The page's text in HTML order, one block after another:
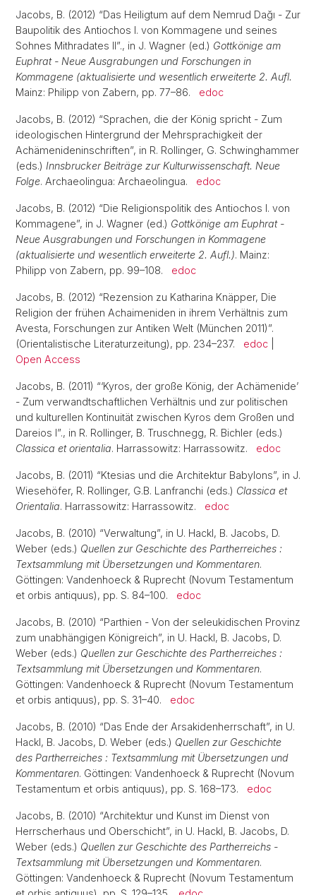
Jacobs, B. (2012) “Das Heiligtum auf dem Nemrud Dağı - Zur
Baupolitik des Antiochos I. von Kommagene und seines
Sohnes Mithradates II”., in J. Wagner (ed.) Gottkönige am
Euphrat - Neue Ausgrabungen und Forschungen in
Kommagene (aktualisierte und wesentlich erweiterte 2. Aufl.
Mainz: Philipp von Zabern, pp. 77–86. edoc
Jacobs, B. (2012) “Sprachen, die der König spricht - Zum
ideologischen Hintergrund der Mehrsprachigkeit der
Achämenideninschriften”, in R. Rollinger, G. Schwinghammer
(eds.) Innsbrucker Beiträge zur Kulturwissenschaft. Neue
Folge. Archaeolingua: Archaeolingua. edoc
Jacobs, B. (2012) “Die Religionspolitik des Antiochos I. von
Kommagene”, in J. Wagner (ed.) Gottkönige am Euphrat -
Neue Ausgrabungen und Forschungen in Kommagene
(aktualisierte und wesentlich erweiterte 2. Aufl.). Mainz:
Philipp von Zabern, pp. 99–108. edoc
Jacobs, B. (2012) “Rezension zu Katharina Knäpper, Die
Religion der frühen Achaimeniden in ihrem Verhältnis zum
Avesta, Forschungen zur Antiken Welt (München 2011)”.
(Orientalistische Literaturzeitung), pp. 234–237. edoc
Open Access
Jacobs, B. (2011) “‘Kyros, der große König, der Achämenide’
- Zum verwandtschaftlichen Verhältnis und zur politischen
und kulturellen Kontinuität zwischen Kyros dem Großen und
Dareios I”., in R. Rollinger, B. Truschnegg, R. Bichler (eds.)
Classica et orientalia. Harrassowitz: Harrassowitz. edoc
Jacobs, B. (2011) “Ktesias und die Architektur Babylons”, in J.
Wiesehöfer, R. Rollinger, G.B. Lanfranchi (eds.) Classica et
Orientalia. Harrassowitz: Harrassowitz. edoc
Jacobs, B. (2010) “Verwaltung”, in U. Hackl, B. Jacobs, D.
Weber (eds.) Quellen zur Geschichte des Partherreiches :
Textsammlung mit Übersetzungen und Kommentaren.
Göttingen: Vandenhoeck & Ruprecht (Novum Testamentum
et orbis antiquus), pp. S. 84–100. edoc
Jacobs, B. (2010) “Parthien - Von der seleukidischen Provinz
zum unabhängigen Königreich”, in U. Hackl, B. Jacobs, D.
Weber (eds.) Quellen zur Geschichte des Partherreiches :
Textsammlung mit Übersetzungen und Kommentaren.
Göttingen: Vandenhoeck & Ruprecht (Novum Testamentum
et orbis antiquus), pp. S. 31–40. edoc
Jacobs, B. (2010) “Das Ende der Arsakidenherrschaft”, in U.
Hackl, B. Jacobs, D. Weber (eds.) Quellen zur Geschichte
des Partherreiches : Textsammlung mit Übersetzungen und
Kommentaren. Göttingen: Vandenhoeck & Ruprecht (Novum
Testamentum et orbis antiquus), pp. S. 168–173. edoc
Jacobs, B. (2010) “Architektur und Kunst im Dienst von
Herrscherhaus und Oberschicht”, in U. Hackl, B. Jacobs, D.
Weber (eds.) Quellen zur Geschichte des Partherreichs -
Textsammlung mit Übersetzungen und Kommentaren.
Göttingen: Vandenhoeck & Ruprecht (Novum Testamentum